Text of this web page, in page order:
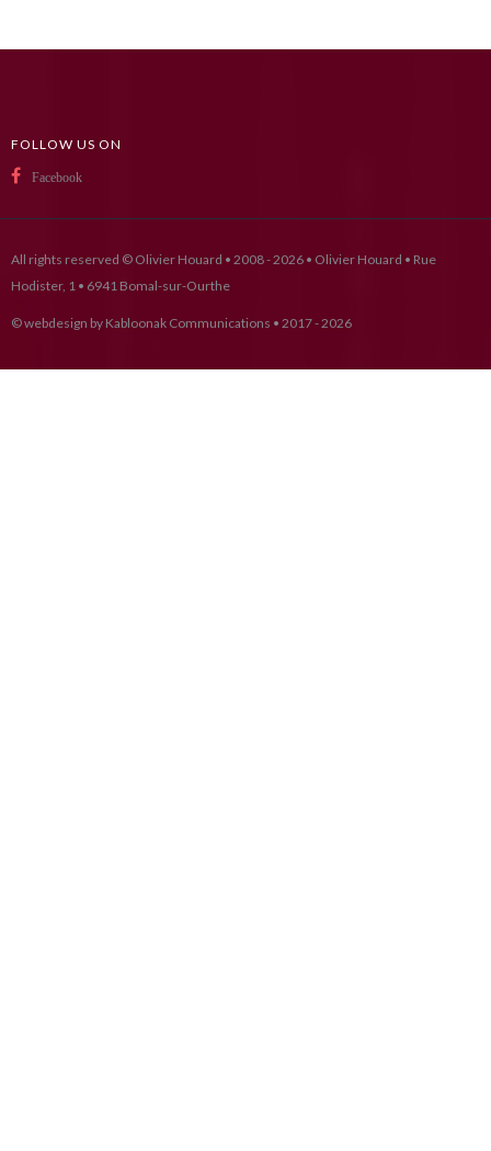
FOLLOW US ON
Facebook
All rights reserved © Olivier Houard • 2008 - 2026 • Olivier Houard • Rue
Hodister, 1 • 6941 Bomal-sur-Ourthe
© webdesign by Kabloonak Communications • 2017 - 2026